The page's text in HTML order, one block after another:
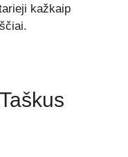
kažkaip